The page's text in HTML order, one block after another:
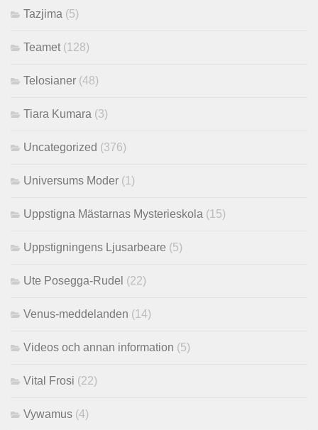
Tazjima (5)
Teamet(128)
Telosianer (48)
Tiara Kumara (3)
Uncategorized (376)
Universums Moder (1)
Uppstigna Mästarnas Mysterieskola (15)
Uppstigningens Ljusarbeare (5)
Ute Posegga-Rudel (22)
Venus-meddelanden (14)
Videos och annan information (5)
Vital Frosi (22)
Vywamus (4)